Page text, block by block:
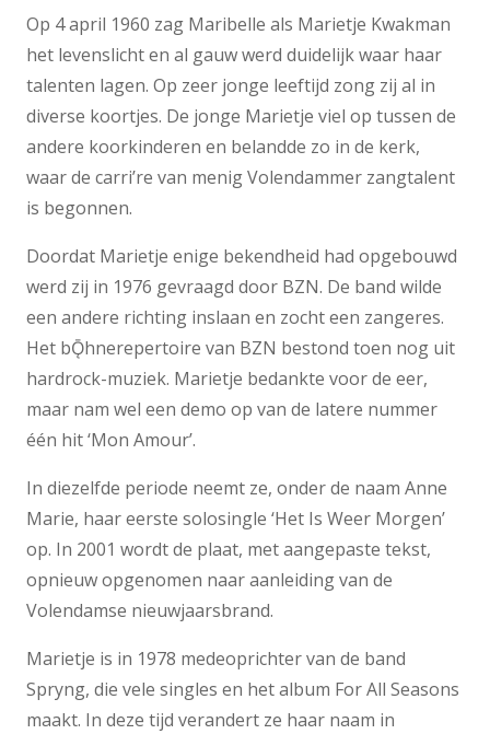
Op 4 april 1960 zag Maribelle als Marietje Kwakman
het levenslicht en al gauw werd duidelijk waar haar
talenten lagen. Op zeer jonge leeftijd zong zij al in
diverse koortjes. De jonge Marietje viel op tussen de
andere koorkinderen en belandde zo in de kerk,
waar de carri’re van menig Volendammer zangtalent
is begonnen.
Doordat Marietje enige bekendheid had opgebouwd
werd zij in 1976 gevraagd door BZN. De band wilde
een andere richting inslaan en zocht een zangeres.
Het bǬhnerepertoire van BZN bestond toen nog uit
hardrock-muziek. Marietje bedankte voor de eer,
maar nam wel een demo op van de latere nummer
één hit ‘Mon Amour’.
In diezelfde periode neemt ze, onder de naam Anne
Marie, haar eerste solosingle ‘Het Is Weer Morgen’
op. In 2001 wordt de plaat, met aangepaste tekst,
opnieuw opgenomen naar aanleiding van de
Volendamse nieuwjaarsbrand.
Marietje is in 1978 medeoprichter van de band
Spryng, die vele singles en het album For All Seasons
maakt. In deze tijd verandert ze haar naam in